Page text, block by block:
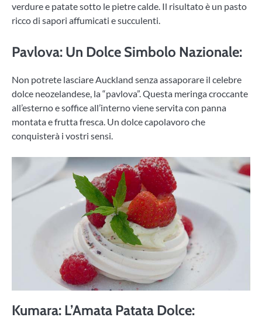
verdure e patate sotto le pietre calde. Il risultato è un pasto
ricco di sapori affumicati e succulenti.
Pavlova: Un Dolce Simbolo Nazionale:
Non potrete lasciare Auckland senza assaporare il celebre
dolce neozelandese, la “pavlova”. Questa meringa croccante
all’esterno e soffice all’interno viene servita con panna
montata e frutta fresca. Un dolce capolavoro che
conquisterà i vostri sensi.
Kumara: L’Amata Patata Dolce: